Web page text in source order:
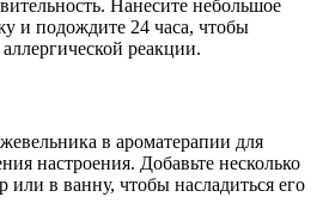
Нанесите небольшое
и подождите 24 часа, чтобы
реакции.
в ароматерапии для
настроения. Добавьте несколько
или в ванну, чтобы насладиться его